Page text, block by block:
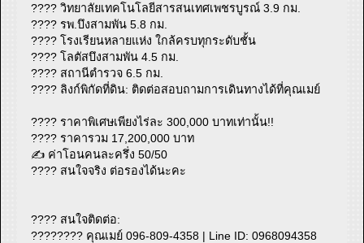
???? วิทยาลัยเทคโนโลยีสารสนเทศเพชรบูรณ์ 3.9 กม.
???? รพ.บึงสามพัน 5.8 กม.
???? โรงเรียนหลายแห่ง ใกล้ครบทุกระดับชั้น
???? โลตัสบึงสามพัน 4.5 กม.
???? สถานีตำรวจ 6.5 กม.
???? ลิงก์พิกัดที่ดิน: ติดต่อสอบถามการเดินทางได้ที่คุณเมย์
???? ราคาพิเศษเพียงไร่ละ 300,000 บาทเท่านั้น!!
???? ราคารวม 17,200,000 บาท
✍️ ค่าโอนคนละครึ่ง 50/50
???? สนใจจริง ต่อรองได้นะคะ
???? สนใจติดต่อ:
????‍???? คุณเมย์ 096-809-4358 | Line ID: 0968094358